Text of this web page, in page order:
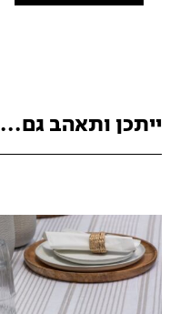
ייתכן ותאהב גם...